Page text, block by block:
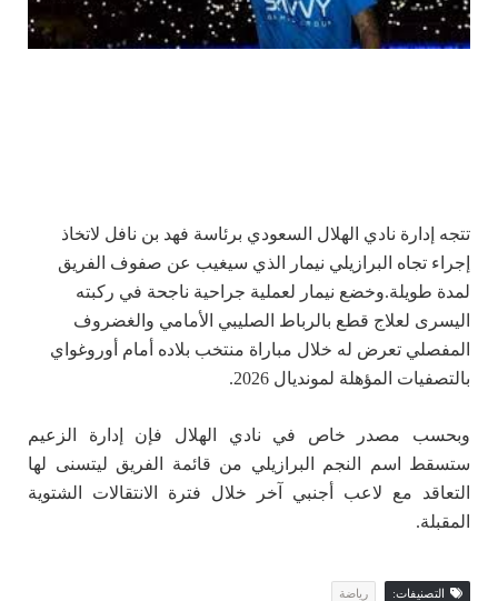
تتجه إدارة نادي الهلال السعودي برئاسة فهد بن نافل لاتخاذ
إجراء تجاه البرازيلي نيمار الذي سيغيب عن صفوف الفريق
لمدة طويلة.وخضع نيمار لعملية جراحية ناجحة في ركبته
اليسرى لعلاج قطع بالرباط الصليبي الأمامي والغضروف
المفصلي تعرض له خلال مباراة منتخب بلاده أمام أوروغواي
بالتصفيات المؤهلة لمونديال 2026.
وبحسب مصدر خاص في نادي الهلال فإن إدارة الزعيم
ستسقط اسم النجم البرازيلي من قائمة الفريق ليتسنى لها
التعاقد مع لاعب أجنبي آخر خلال فترة الانتقالات الشتوية
المقبلة.
التصنيفات: رياضة